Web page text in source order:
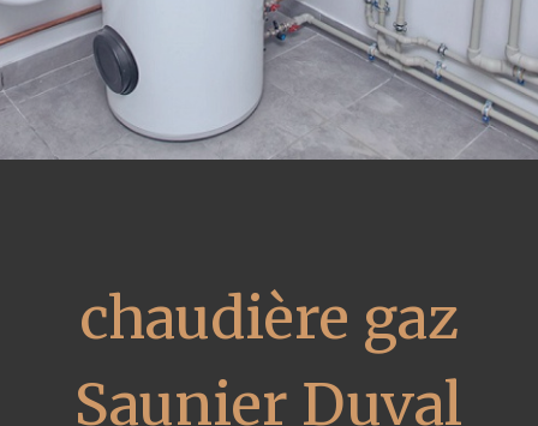
chaudière gaz
Saunier Duval